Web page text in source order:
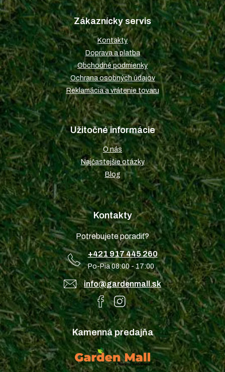
á
p
ä
t
i
e
Zákaznícky servis
Kontakty
Doprava a platba
Obchodné podmienky
Ochrana osobných údajov
Reklamácia a vrátenie tovaru
Užitočné informácie
O nás
Najčastejšie otázky
Blog
Kontakty
Potrebujete poradiť?
+421 917 445 260
Po-Pia 08:00 - 17:00
info@gardenmall.sk
Kamenná predajňa